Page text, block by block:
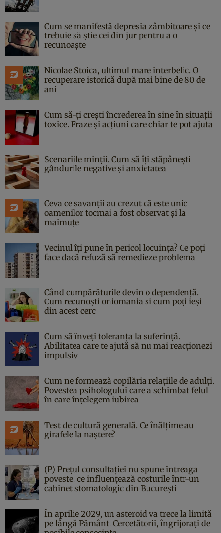
Cum se manifestă depresia zâmbitoare și ce
trebuie să știe cei din jur pentru a o
recunoaște
Nicolae Stoica, ultimul mare interbelic. O
recuperare istorică după mai bine de 80 de
ani
Cum să-ți crești încrederea în sine în situații
toxice. Fraze și acțiuni care chiar te pot ajuta
Scenariile minții. Cum să îți stăpânești
gândurile negative și anxietatea
Ceva ce savanții au crezut că este unic
oamenilor tocmai a fost observat și la
maimuțe
Vecinul îți pune în pericol locuința? Ce poți
face dacă refuză să remedieze problema
Când cumpărăturile devin o dependență.
Cum recunoști oniomania și cum poți ieși
din acest cerc
Cum să înveți toleranța la suferință.
Abilitatea care te ajută să nu mai reacționezi
impulsiv
Cum ne formează copilăria relațiile de adulți.
Povestea psihologului care a schimbat felul
în care înțelegem iubirea
Test de cultură generală. Ce înălțime au
girafele la naștere?
(P) Prețul consultației nu spune întreaga
poveste: ce influențează costurile într-un
cabinet stomatologic din București
În aprilie 2029, un asteroid va trece la limită
pe lângă Pământ. Cercetătorii, îngrijorați de